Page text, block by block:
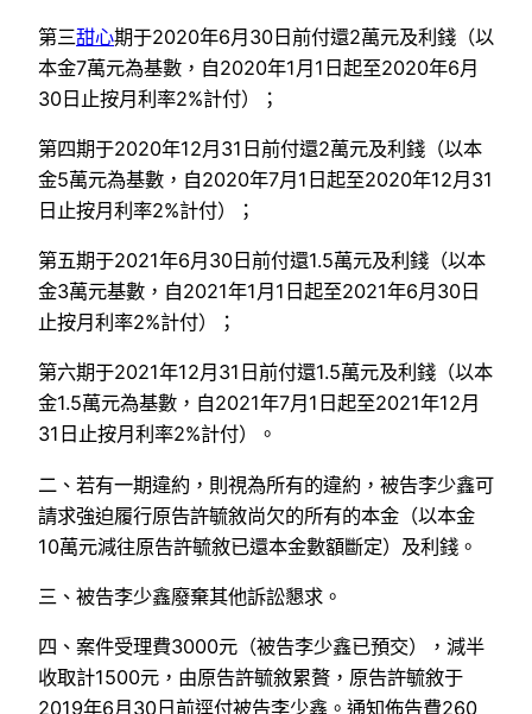
第三甜心期于2020年6月30日前付還2萬元及利錢（以
本金7萬元為基數，自2020年1月1日起至2020年6月
30日止按月利率2%計付）；
第四期于2020年12月31日前付還2萬元及利錢（以本
金5萬元為基數，自2020年7月1日起至2020年12月31
日止按月利率2%計付）；
第五期于2021年6月30日前付還1.5萬元及利錢（以本
金3萬元基數，自2021年1月1日起至2021年6月30日
止按月利率2%計付）；
第六期于2021年12月31日前付還1.5萬元及利錢（以本
金1.5萬元為基數，自2021年7月1日起至2021年12月
31日止按月利率2%計付）。
二、若有一期違約，則視為所有的違約，被告李少鑫可
請求強迫履行原告許毓敘尚欠的所有的本金（以本金
10萬元減往原告許毓敘已還本金數額斷定）及利錢。
三、被告李少鑫廢棄其他訴訟懇求。
四、案件受理費3000元（被告李少鑫已預交），減半
收取計1500元，由原告許毓敘累贅，原告許毓敘于
2019年6月30日前逕付被告李少鑫。通知佈告費260